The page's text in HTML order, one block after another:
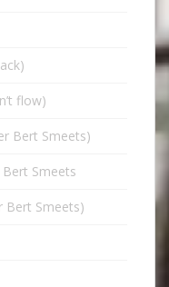
flow)
Bert Smeets)
Smeets
Bert Smeets)